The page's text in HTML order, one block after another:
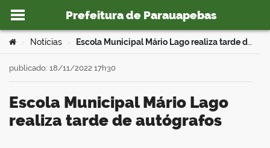
Ir para o conteúdo
Prefeitura de Parauapebas
portal
Você está aqui:
Notícias Escola Municipal Mário Lago realiza tarde de autógrafos
Escola Municipal Mário Lago
realiza tarde de autógrafos
publicado: 18/11/2022 17h30